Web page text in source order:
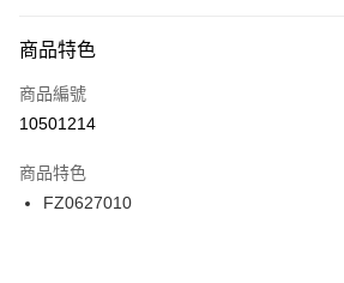
３．安心：先確認商品／服務後，再付款。
【「AFTEE先享後付」結帳流程】
１．於結帳方式選擇「AFTEE先享後付」後，將
２．訂單成立數日內，您將收到繳費通知簡訊。
３．收到繳費通知簡訊後14天內，點擊此簡訊中
ATM／網路銀行／等多元方式進行付款，方視為交
每筆NT$100，滿NT$1,500(含以上)免運費
宅配
每筆NT$100，滿NT$1,500(含以上)免運費
付款後門市自取
每筆NT$100，滿NT$1,500(含以上)免運費
商品特色
商品編號
10501214
商品特色
FZ0627010